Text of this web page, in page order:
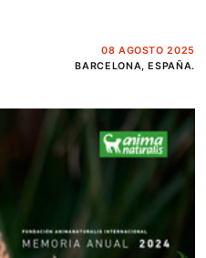
08 AGOSTO 2025
BARCELONA, ESPAÑA.